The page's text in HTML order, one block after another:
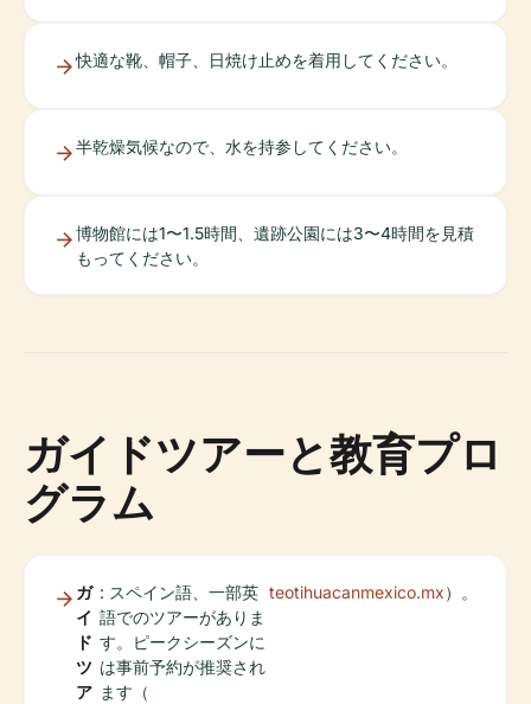
快適な靴、帽子、日焼け止めを着用してください。
半乾燥気候なので、水を持参してください。
博物館には1〜1.5時間、遺跡公園には3〜4時間を見積
もってください。
ガイドツアーと教育プロ
グラム
ガ
イ
ド
ツ
ア
: スペイン語、一部英
語でのツアーがありま
す。ピークシーズンに
は事前予約が推奨され
ます（
teotihuacanmexico.mx）。